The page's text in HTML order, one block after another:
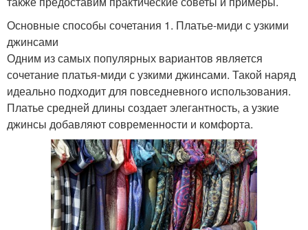
Основные способы сочетания 1. Платье-миди с узкими
джинсами
Одним из самых популярных вариантов является
сочетание платья-миди с узкими джинсами. Такой наряд
идеально подходит для повседневного использования.
Платье средней длины создает элегантность, а узкие
джинсы добавляют современности и комфорта.